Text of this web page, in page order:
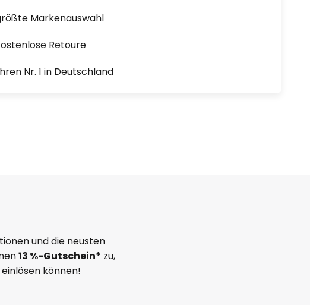
Markenauswahl
Retoure
Nr. 1 in Deutschland
und die neusten
13 %-Gutschein* zu,
können!